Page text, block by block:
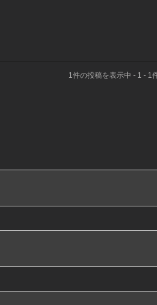
1件の投稿を表示中 - 1 - 1